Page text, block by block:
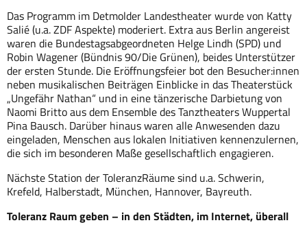
Das Programm im Detmolder Landestheater wurde von Katty
Salié (u.a. ZDF Aspekte) moderiert. Extra aus Berlin angereist
waren die Bundestagsabgeordneten Helge Lindh (SPD) und
Robin Wagener (Bündnis 90/Die Grünen), beides Unterstützer
der ersten Stunde. Die Eröffnungsfeier bot den Besucher:innen
neben musikalischen Beiträgen Einblicke in das Theaterstück
„Ungefähr Nathan“ und in eine tänzerische Darbietung von
Naomi Britto aus dem Ensemble des Tanztheaters Wuppertal
Pina Bausch. Darüber hinaus waren alle Anwesenden dazu
eingeladen, Menschen aus lokalen Initiativen kennenzulernen,
die sich im besonderen Maße gesellschaftlich engagieren.
Nächste Station der ToleranzRäume sind u.a. Schwerin,
Krefeld, Halberstadt, München, Hannover, Bayreuth.
Toleranz Raum geben – in den Städten, im Internet, überall